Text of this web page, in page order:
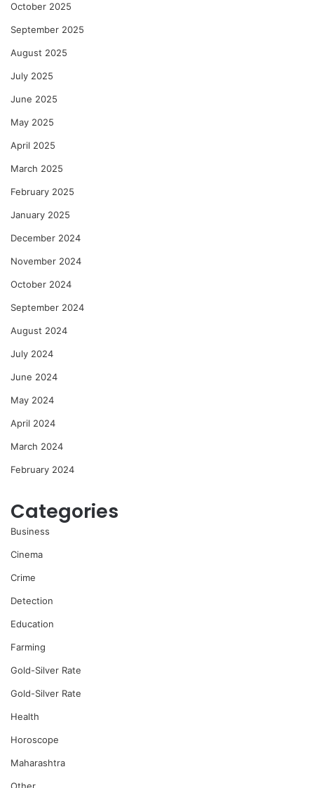
October 2025
September 2025
August 2025
July 2025
June 2025
May 2025
April 2025
March 2025
February 2025
January 2025
December 2024
November 2024
October 2024
September 2024
August 2024
July 2024
June 2024
May 2024
April 2024
March 2024
February 2024
Categories
Business
Cinema
Crime
Detection
Education
Farming
Gold-Silver Rate
Gold-Silver Rate
Health
Horoscope
Maharashtra